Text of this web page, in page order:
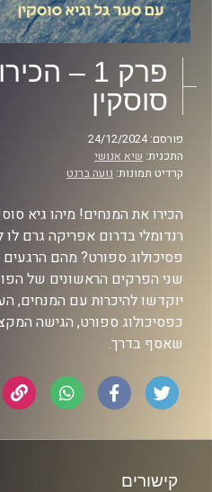
פרק 1 –
סוסקין
פורסם: 24/12/2024
התכנית: שיא אנושי
קרדיט תמונות: נועה ברנט
הכירו את המנחים! מיהו גיא
רנדומלי בדרום אפריקה גרם לו
פסיכולוג ספורט? מהם
שני הפרקים הראשונים של
יוקדשו להיכרות עם המנחים,
כפסיכולוג ספורט, הגישה
שאסף בדרך.
קישורים